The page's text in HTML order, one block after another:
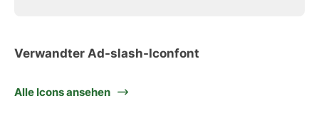
Verwandter Ad-slash-Iconfont
Alle Icons ansehen